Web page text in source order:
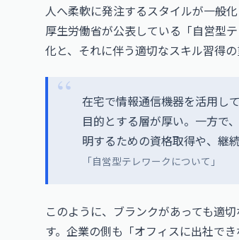
人へ柔軟に発注するスタイルが一般化
厚生労働省が公表している「自営型
化と、それに伴う適切なスキル習得の
在宅で情報通信機器を活用し
目的とする層が厚い。一方で
明するための資格取得や、継
「自営型テレワークについて」
このように、ブランクがあっても適
す。企業の側も「オフィスに出社で